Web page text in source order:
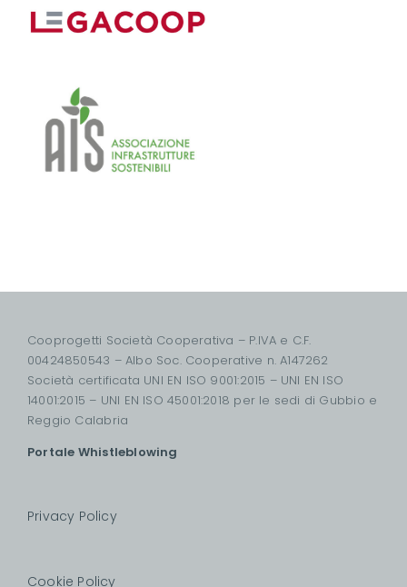
Cooprogetti Società Cooperativa – P.IVA e C.F.
00424850543 – Albo Soc. Cooperative n. A147262
Società certificata UNI EN ISO 9001:2015 – UNI EN ISO
14001:2015 – UNI EN ISO 45001:2018 per le sedi di Gubbio e
Reggio Calabria
Portale Whistleblowing
Privacy Policy
Cookie Policy